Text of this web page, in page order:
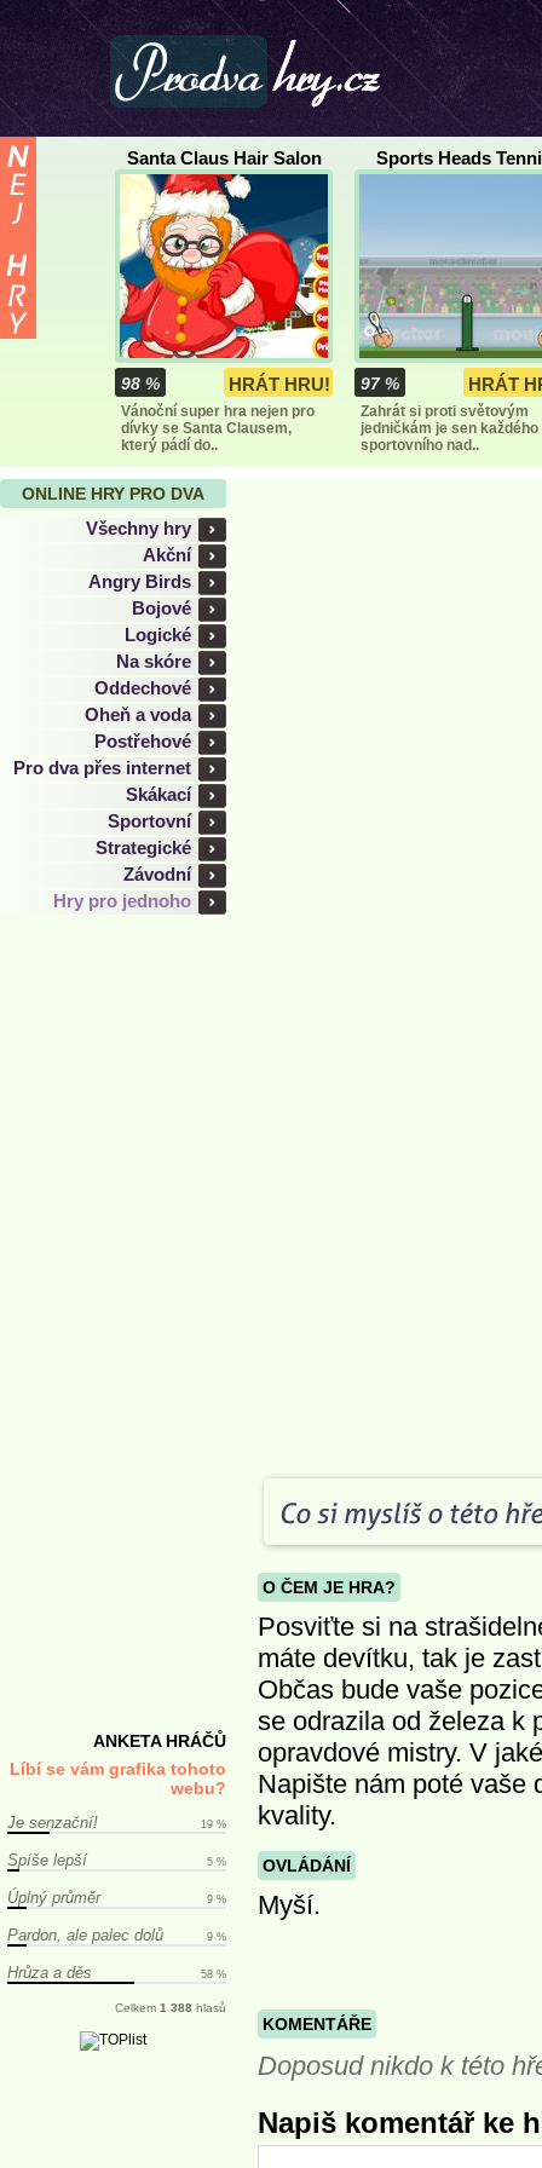
Santa Claus Hair Salon
98 % HRÁT HRU!
Vánoční super hra nejen pro
dívky se Santa Clausem,
který pádí do..
Sports Heads
97 % HRÁT
Zahrát si proti světovým
jedničkám je sen každého
sportovního nad..
ONLINE HRY PRO DVA
Všechny hry
Akční
Angry Birds
Bojové
Logické
Na skóre
Oddechové
Oheň a voda
Postřehové
Pro dva přes internet
Skákací
Sportovní
Strategické
Závodní
Hry pro jednoho
ANKETA HRÁČŮ
Líbí se vám grafika tohoto
webu?
Je senzační! 19 %
Spíše lepší 5 %
Úplný průměr 9 %
Pardon, ale palec dolů 9 %
Hrůza a děs 58 %
Celkem 1 388 hlasů
O ČEM JE HRA?
Posviťte si na
máte devítku, tak je
Občas bude vaše
se odrazila od železa k
opravdové mistry. V
Napište nám poté vaše
kvality.
OVLÁDÁNÍ
Myší.
KOMENTÁŘE
Doposud nikdo k této
Napiš komentář ke